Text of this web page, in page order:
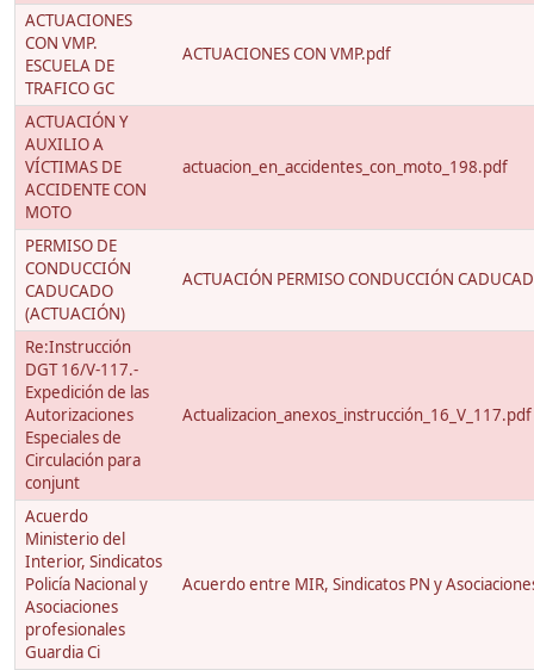
ACTUACIONES
CON VMP.
ESCUELA DE
TRAFICO GC
ACTUACIONES CON VMP.pdf
ACTUACIÓN Y
AUXILIO A
VÍCTIMAS DE
ACCIDENTE CON
MOTO
actuacion_en_accidentes_con_moto_198.pdf
PERMISO DE
CONDUCCIÓN
CADUCADO
(ACTUACIÓN)
ACTUACIÓN PERMISO CONDUCCIÓN
Re:Instrucción
DGT 16/V-117.-
Expedición de las
Autorizaciones
Especiales de
Circulación para
conjunt
Actualizacion_anexos_instrucción_16_V_117.pdf
Acuerdo
Ministerio del
Interior, Sindicatos
Policía Nacional y
Asociaciones
profesionales
Guardia Ci
Acuerdo entre MIR, Sindicatos PN y